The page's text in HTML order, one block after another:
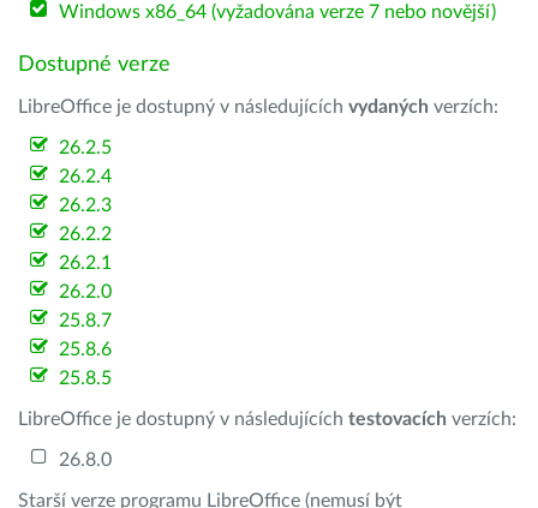
Windows x86_64 (vyžadována verze 7 nebo novější)
Dostupné verze
LibreOffice je dostupný v následujících vydaných verzích:
26.2.5
26.2.4
26.2.3
26.2.2
26.2.1
26.2.0
25.8.7
25.8.6
25.8.5
LibreOffice je dostupný v následujících testovacích verzích:
26.8.0
Starší verze programu LibreOffice (nemusí být